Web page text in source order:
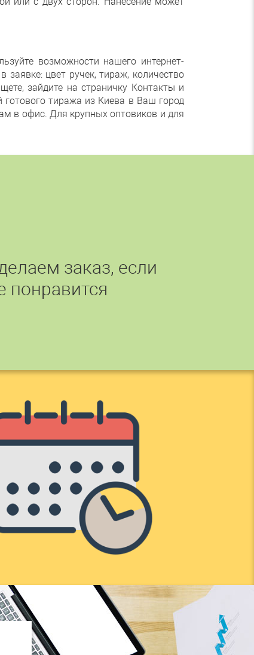
возможности нашего интернет-
цвет ручек, тираж, количество
зайдите на страничку Контакты и
тиража из Киева в Ваш город
в офис. Для крупных оптовиков и для
заказ, если
понравится